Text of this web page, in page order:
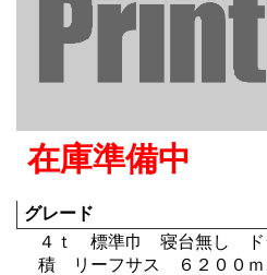
在庫準備中
グレード
４ｔ 標準巾 寝台無し ド
積 リーフサス ６２００